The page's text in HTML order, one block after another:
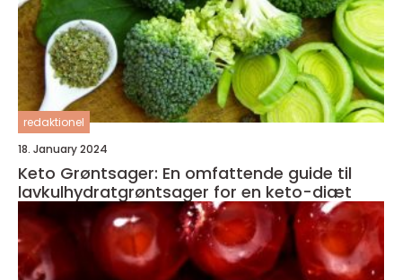
redaktionel
18. January 2024
Keto Grøntsager: En omfattende guide til
lavkulhydratgrøntsager for en keto-diæt